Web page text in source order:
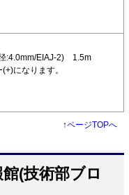
:4.0mm/EIAJ-2) 1.5m
になります。
↑ページTOPへ
(技術部ブロ